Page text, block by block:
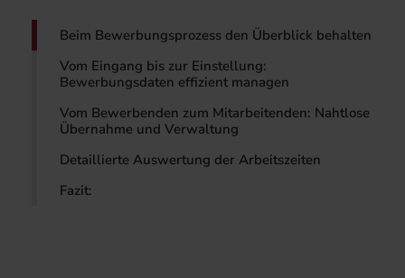
Beim Bewerbungsprozess den Überblick behalten
Vom Eingang bis zur Einstellung:
Bewerbungsdaten effizient managen
Vom Bewerbenden zum Mitarbeitenden: Nahtlose
Übernahme und Verwaltung
Detaillierte Auswertung der Arbeitszeiten
Fazit: